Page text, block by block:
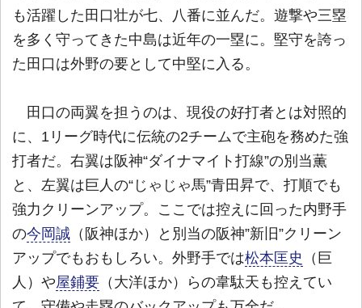
も活躍した田口壮が七、八番に並んだ。遊撃や三塁
を多く守ってきた中島は近年の一塁に。堅守を誇っ
た田口は外野の要として中堅に入る。
田口の両翼を担うのは、現役の好打者とは対照的
に、1リーグ時代に伝統の2チームで主砲を務めた強
打者だ。右翼は阪神“ダイナマイト打線”の別当薫
と、左翼は巨人の“じゃじゃ馬”青田昇で、打順でも
強力クリーンアップ。ここでは控えに回った内野手
の今岡誠 （阪神ほか）と別当の阪神”新旧”クリーン
アップでもおもしろい。外野手では松本匡史
（巨
人）や屋鋪要 （大洋ほか）らの韋駄天も控えてい